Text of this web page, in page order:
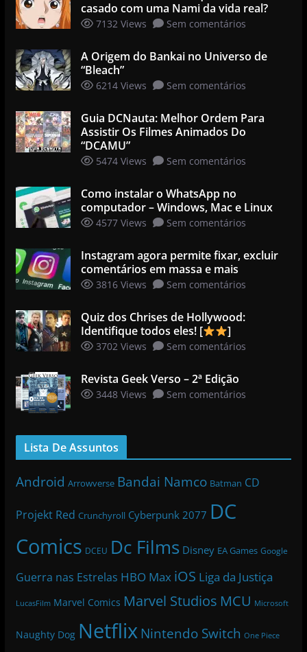
casado com uma Nami da vida real?
7132 Views Sem comentários
A Origem do Bankai no Universo de
“Bleach”
6214 Views Sem comentários
Guia DCNauta: Melhor Ordem Para
Assistir Os Filmes Animados Do
“DCAMU”
5474 Views Sem comentários
Como instalar o WhatsApp no
computador – Windows, Mac e Linux
4577 Views Sem comentários
Instagram agora permite fixar, excluir
comentários em massa e mais
3816 Views Sem comentários
Quiz dos Chrises de Hollywood:
Identifique todos eles! [
]
3702 Views Sem comentários
Revista Geek Verso – 2ª Edição
3448 Views Sem comentários
Lista De Assuntos
Android Arrowverse Bandai Namco Batman CD
Projekt Red Crunchyroll Cyberpunk 2077 DC
Comics DCEU Dc Films Disney EA Games Google
Guerra nas Estrelas HBO Max iOS Liga da Justiça
LucasFilm Marvel Comics Marvel Studios MCU Microsoft
Naughty Dog Netflix Nintendo Switch One Piece